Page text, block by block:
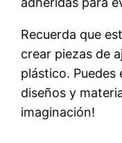
Recuerda que
crear piezas de
plástico.
diseños y
imaginación!